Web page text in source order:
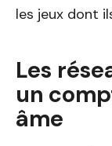
les jeux dont
Les
un
âme